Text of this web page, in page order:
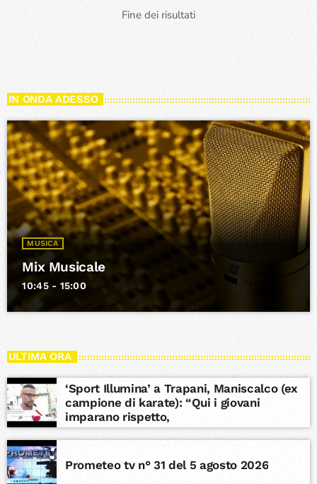
Fine dei risultati
IN ONDA ADESSO
MUSICA
Mix Musicale
10:45 - 15:00
ULTIMA ORA
‘Sport Illumina’ a Trapani, Maniscalco (ex
campione di karate): “Qui i giovani
imparano rispetto,
Prometeo tv n° 31 del 5 agosto 2026